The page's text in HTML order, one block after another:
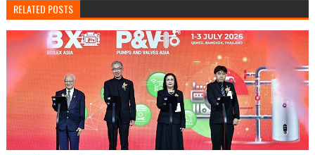
RELATED POSTS